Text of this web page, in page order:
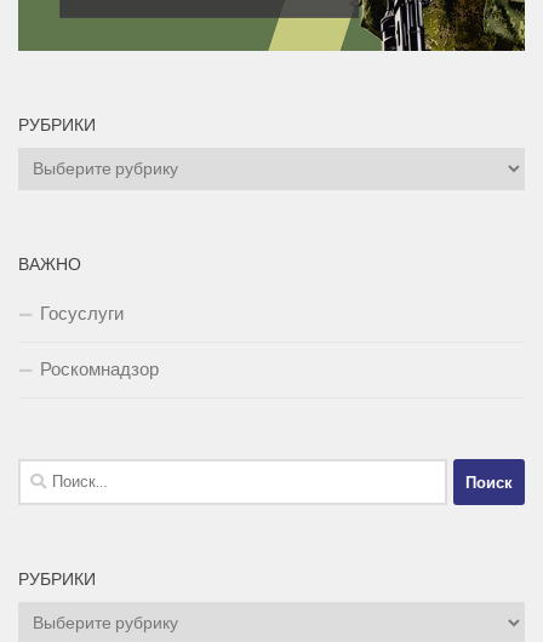
РУБРИКИ
Рубрики
ВАЖНО
Госуслуги
Роскомнадзор
Найти:
РУБРИКИ
Рубрики